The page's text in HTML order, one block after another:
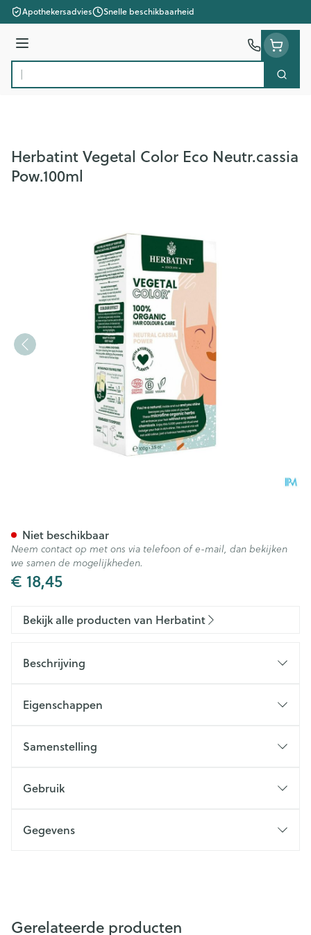
Ga naar de inhoud
Apothekersadvies Snelle beschikbaarheid
Menu
Product, merk, categorie...
Zoek
Herbatint Vegetal Color Eco Neutr.cassia
Pow.100ml
€ 18,45
Niet beschikbaar
Neem contact op met ons via telefoon of e-mail, dan bekijken
we samen de mogelijkheden.
Bekijk alle producten van Herbatint
Beschrijving
Eigenschappen
Samenstelling
Gebruik
Gegevens
Gerelateerde producten